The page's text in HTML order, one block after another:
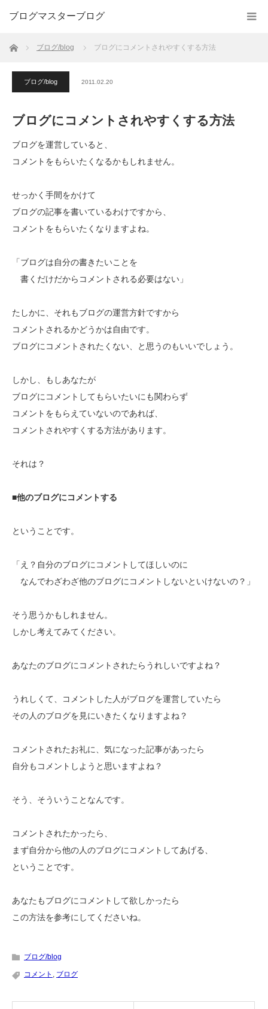
ブログマスターブログ
ホーム ブログ/blog ブログにコメントされやすくする方法
ブログ/blog 2011.02.20
ブログにコメントされやすくする方法
ブログを運営していると、
コメントをもらいたくなるかもしれません。
せっかく手間をかけて
ブログの記事を書いているわけですから、
コメントをもらいたくなりますよね。
「ブログは自分の書きたいことを
書くだけだからコメントされる必要はない」
たしかに、それもブログの運営方針ですから
コメントされるかどうかは自由です。
ブログにコメントされたくない、と思うのもいいでしょう。
しかし、もしあなたが
ブログにコメントしてもらいたいにも関わらず
コメントをもらえていないのであれば、
コメントされやすくする方法があります。
それは？
■他のブログにコメントする
ということです。
「え？自分のブログにコメントしてほしいのに
なんでわざわざ他のブログにコメントしないといけないの？」
そう思うかもしれません。
しかし考えてみてください。
あなたのブログにコメントされたらうれしいですよね？
うれしくて、コメントした人がブログを運営していたら
その人のブログを見にいきたくなりますよね？
コメントされたお礼に、気になった記事があったら
自分もコメントしようと思いますよね？
そう、そういうことなんです。
コメントされたかったら、
まず自分から他の人のブログにコメントしてあげる、
ということです。
あなたもブログにコメントして欲しかったら
この方法を参考にしてくださいね。
ブログ/blog
コメント , ブログ